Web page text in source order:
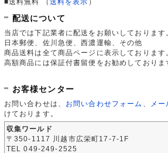
配送について
当店では下記業者に配送をお願いしております
日本郵便、佐川急便、西濃運輸、その他
商品送料は全て商品ページに表示しております
高額商品には保証付書留便をお勧めしておりま
お客様センター
お問い合わせは、 お問い合わせフォーム メー
けております。
収集ワールド
〒350-1117 川越市広栄町17-7-1F
TEL 049-249-2525